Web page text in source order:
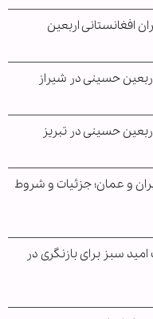
افغانستانی اربعین
حسینی در شیراز
حسینی در تبریز
و عمان؛ جزئیات و شروط
سبز برای بازنگری در